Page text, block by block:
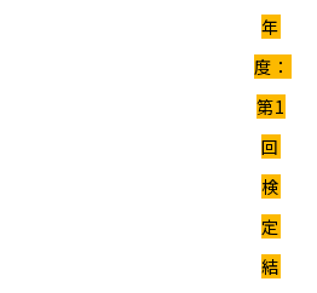
年
度：
第1
回
検
定
結